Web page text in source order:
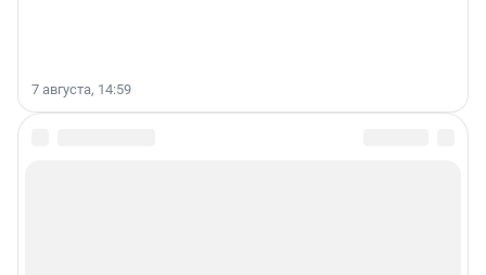
7 августа, 14:59